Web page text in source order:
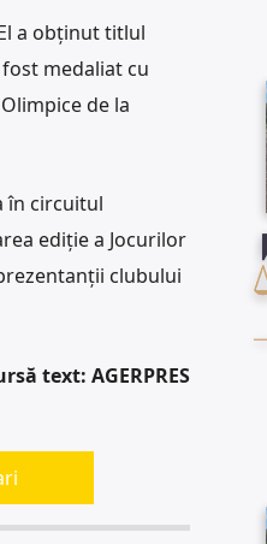
a obținut titlul
medaliat cu
de la
în circuitul
ediție a Jocurilor
clubului
text: AGERPRES